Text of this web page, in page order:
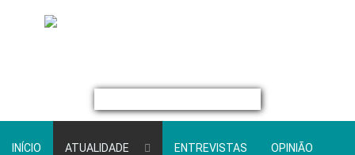
INÍCIO ATUALIDADE ENTREVISTAS OPINIÃO